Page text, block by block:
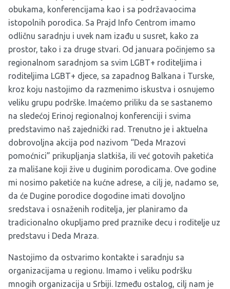
obukama, konferencijama kao i sa podržavaocima
istopolnih porodica. Sa Prajd Info Centrom imamo
odličnu saradnju i uvek nam izađu u susret, kako za
prostor, tako i za druge stvari. Od januara počinjemo sa
regionalnom saradnjom sa svim LGBT+ roditeljima i
roditeljima LGBT+ djece, sa zapadnog Balkana i Turske,
kroz koju nastojimo da razmenimo iskustva i osnujemo
veliku grupu podrške. Imaćemo priliku da se sastanemo
na sledećoj Erinoj regionalnoj konferenciji i svima
predstavimo naš zajednički rad. Trenutno je i aktuelna
dobrovoljna akcija pod nazivom “Deda Mrazovi
pomoćnici” prikupljanja slatkiša, ili već gotovih paketića
za mališane koji žive u duginim porodicama. Ove godine
mi nosimo paketiće na kućne adrese, a cilj je, nadamo se,
da će Dugine porodice dogodine imati dovoljno
sredstava i osnaženih roditelja, jer planiramo da
tradicionalno okupljamo pred praznike decu i roditelje uz
predstavu i Deda Mraza.
Nastojimo da ostvarimo kontakte i saradnju sa
organizacijama u regionu. Imamo i veliku podršku
mnogih organizacija u Srbiji. Između ostalog, cilj nam je